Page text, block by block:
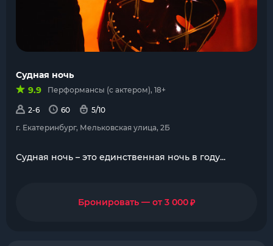
Судная ночь
9.9
Перформансы (с актером), 18+
2-6 60
5/10
г. Екатеринбург, Мельковская улица, 2Б
Судная ночь – это единственная ночь в году...
Бронировать — от 3 000₽